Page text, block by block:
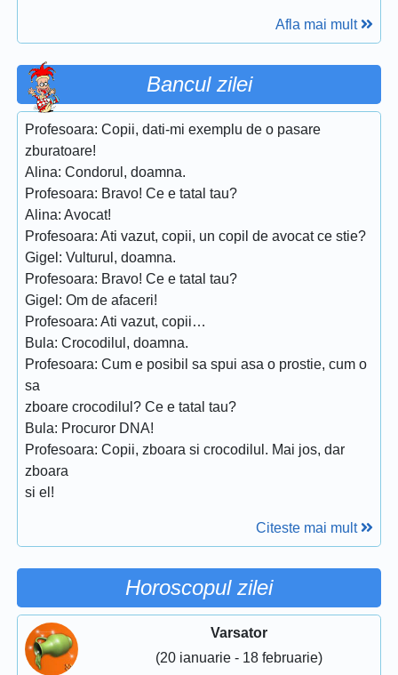
Afla mai mult
Bancul zilei
Profesoara: Copii, dati-mi exemplu de o pasare
zburatoare!
Alina: Condorul, doamna.
Profesoara: Bravo! Ce e tatal tau?
Alina: Avocat!
Profesoara: Ati vazut, copii, un copil de avocat ce stie?
Gigel: Vulturul, doamna.
Profesoara: Bravo! Ce e tatal tau?
Gigel: Om de afaceri!
Profesoara: Ati vazut, copii…
Bula: Crocodilul, doamna.
Profesoara: Cum e posibil sa spui asa o prostie, cum o
sa
zboare crocodilul? Ce e tatal tau?
Bula: Procuror DNA!
Profesoara: Copii, zboara si crocodilul. Mai jos, dar
zboara
si el!
Citeste mai mult
Horoscopul zilei
Varsator
(20 ianuarie - 18 februarie)